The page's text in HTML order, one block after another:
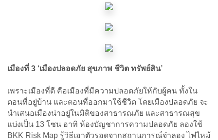
เมืองที่ 3 ‘เมืองปลอดภัย สุขภาพ ชีวิต ทรัพย์สิน’
เพราะเมืองที่ดี คือเมืองที่มีความปลอดภัยให้กับผู้คน ทั้งใน
ตอนที่อยู่บ้าน และตอนที่ออกมาใช้ชีวิต โดยเมืองปลอดภัย จะ
นำเสนอเมืองน่าอยู่ในมิติของสาธารณภัย และสาธารณสุข
แบ่งเป็น 13 โซน อาทิ ห้องบัญชาการความปลอดภัย ลองใช้
BKK Risk Map รู้วิธีเอาตัวรอดจากสถานการณ์จำลอง ไฟไหม้